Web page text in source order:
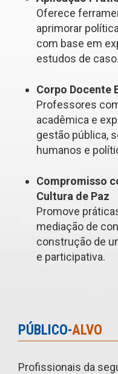
Oferece
aprimorar
com base em
estudos de caso.
Corpo Docente
Professores
acadêmica e
gestão pública,
humanos e
Compromisso
Cultura de Paz
Promove
mediação de
construção de
e participativa.
PÚBLICO-ALVO
Profissionais da